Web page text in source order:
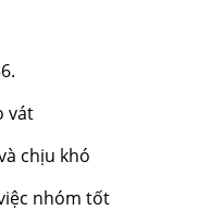
vát
chịu khó
nhóm tốt